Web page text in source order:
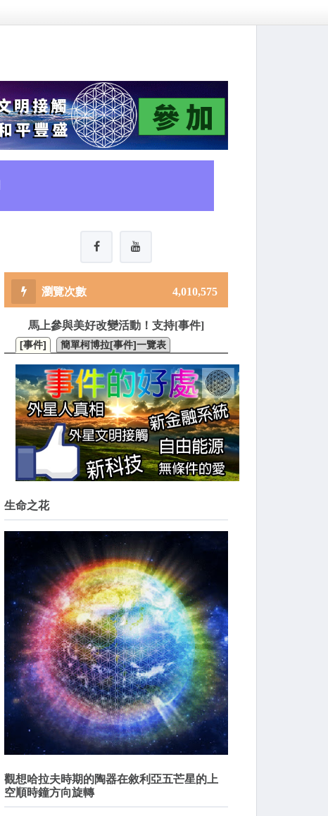
4,010,575
馬上參與美好改變活動！支持[事件]
[事件] 簡單柯博拉[事件]一覽表
生命之花
觀想哈拉夫時期的陶器在敘利亞五芒星的上
空順時鐘方向旋轉